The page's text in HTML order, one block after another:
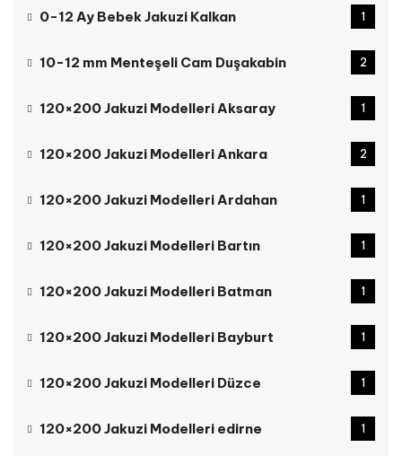
0-12 Ay Bebek Jakuzi Kalkan 1
10-12 mm Menteşeli Cam Duşakabin 2
120×200 Jakuzi Modelleri Aksaray 1
120×200 Jakuzi Modelleri Ankara 2
120×200 Jakuzi Modelleri Ardahan 1
120×200 Jakuzi Modelleri Bartın 1
120×200 Jakuzi Modelleri Batman 1
120×200 Jakuzi Modelleri Bayburt 1
120×200 Jakuzi Modelleri Düzce 1
120×200 Jakuzi Modelleri edirne 1